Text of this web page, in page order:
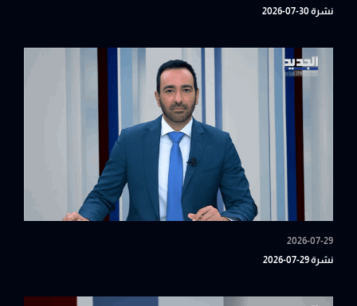
نشرة 30-07-2026
2026-07-29
نشرة 29-07-2026